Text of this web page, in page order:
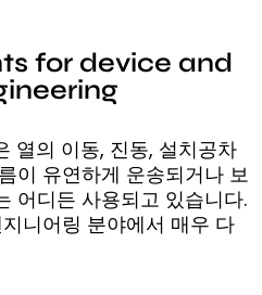
for device and
의 이동, 진동, 설치공차
이 유연하게 운송되거나 보
어디든 사용되고 있습니다.
니어링 분야에서 매우 다